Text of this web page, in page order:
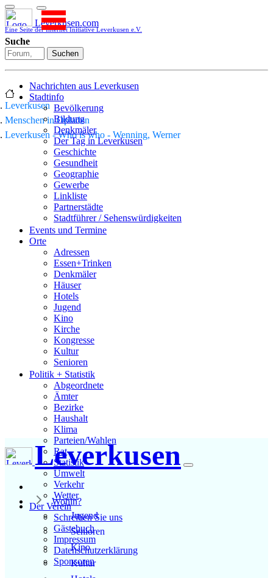
Leverkusen.com
Eine Seite der Internet Initiative Leverkusen e.V.
Suche
Suchen
Nachrichten aus Leverkusen
Stadtinfo
Bevölkerung
Bildung
Denkmäler
Der Tag in Leverkusen
Geschichte
Gesundheit
Geographie
Gewerbe
Linkliste
Partnerstädte
Stadtführer / Sehenswürdigkeiten
Stadtplan
Sport
Who is who
Wohnen
Events und Termine
Orte
Adressen
Essen+Trinken
Denkmäler
Häuser
Hotels
Jugend
Kino
Kirche
Kongresse
Kultur
Senioren
Stadtführer
Straßen
Politik + Statistik
Abgeordnete
Ämter
Bezirke
Haushalt
Klima
Parteien/Wahlen
Rat
Statistik
Umwelt
Verkehr
Wetter
Der Verein
Schreiben Sie uns
Gästebuch
Impressum
Datenschutzerklärung
Sponsoren
Leverkusen
Menschen in Opladen
Leverkusen - Who is who - Wenning, Werner
Leverkusen
Wohin?
Jugend
Senioren
Kino
Kultur